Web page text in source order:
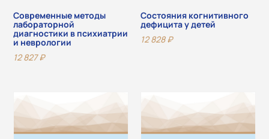
Современные методы
лабораторной
диагностики в психиатрии
и неврологии
12 827₽
Состояния когнитивного
дефицита у детей
12 828₽